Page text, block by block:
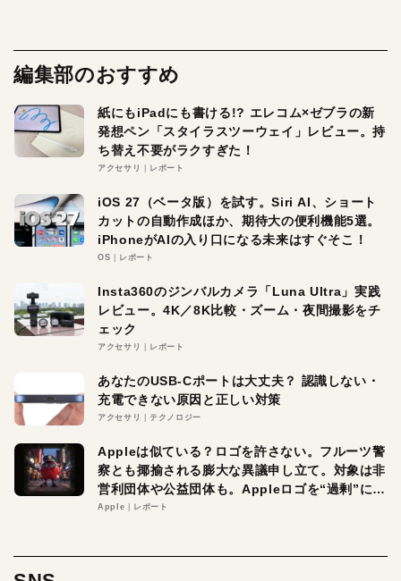
編集部のおすすめ
紙にもiPadにも書ける!? エレコム×ゼブラの新
発想ペン「スタイラスツーウェイ」レビュー。持
ち替え不要がラクすぎた！
アクセサリ レポート
iOS 27（ベータ版）を試す。Siri AI、ショート
カットの自動作成ほか、期待大の便利機能5選。
iPhoneがAIの入り口になる未来はすぐそこ！
OS レポート
Insta360のジンバルカメラ「Luna Ultra」実践
レビュー。4K／8K比較・ズーム・夜間撮影をチ
ェック
アクセサリ レポート
あなたのUSB-Cポートは大丈夫？ 認識しない・
充電できない原因と正しい対策
アクセサリ テクノロジー
Appleは似ている？ロゴを許さない。フルーツ警
察とも揶揄される膨大な異議申し立て。対象は非
営利団体や公益団体も。Appleロゴを“過剰”に守
る理由とは
Apple レポート